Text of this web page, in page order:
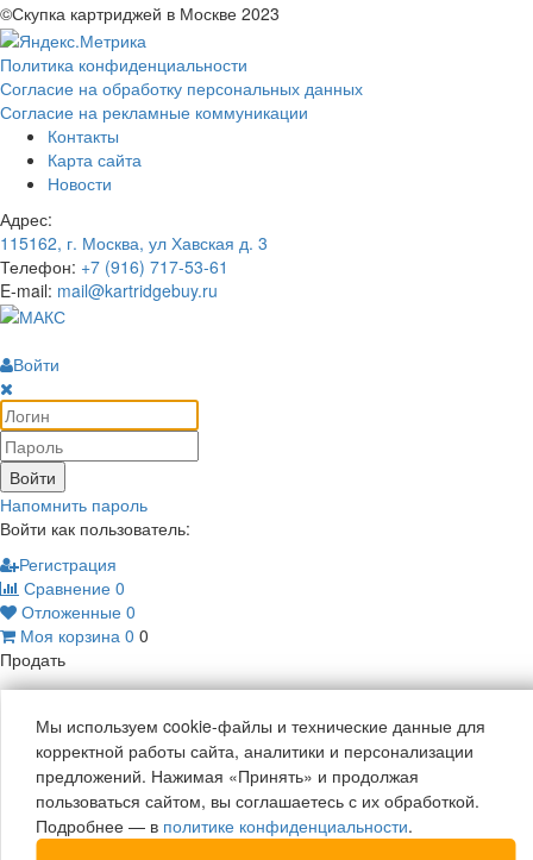
©Скупка картриджей в Москве 2023
Политика конфиденциальности
Согласие на обработку персональных данных
Согласие на рекламные коммуникации
Контакты
Карта сайта
Новости
Адрес:
115162, г. Москва, ул Хавская д. 3
Телефон: +7 (916) 717-53-61
E-mail: mail@kartridgebuy.ru
Войти
Войти
Напомнить пароль
Войти как пользователь:
Регистрация
Сравнение 0
Отложенные 0
Моя корзина 0 0
Продать
Мы используем cookie-файлы и технические данные для
корректной работы сайта, аналитики и персонализации
предложений. Нажимая «Принять» и продолжая
пользоваться сайтом, вы соглашаетесь с их обработкой.
Подробнее — в политике конфиденциальности.